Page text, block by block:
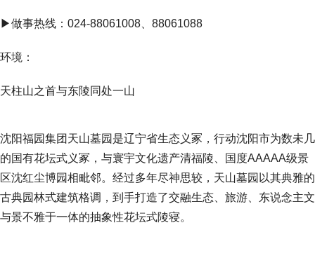
▶做事热线：024-88061008、88061088
环境：
天柱山之首与东陵同处一山
沈阳福园集团天山墓园是辽宁省生态义冢，行动沈阳市为数未几
的国有花坛式义冢，与寰宇文化遗产清福陵、国度AAAAA级景
区沈红尘博园相毗邻。经过多年尽神思较，天山墓园以其典雅的
古典园林式建筑格调，到手打造了交融生态、旅游、东说念主文
与景不雅于一体的抽象性花坛式陵寝。